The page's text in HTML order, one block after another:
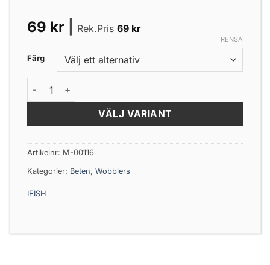
69 kr Rek.Pris 69 kr
Färg
RENSA
IFISH The Abbot 45mm mängd
VÄLJ VARIANT
Artikelnr: M-00116
Kategorier: Beten, Wobblers
IFISH